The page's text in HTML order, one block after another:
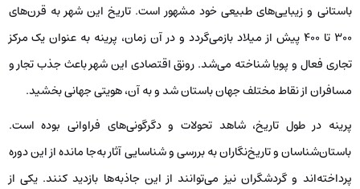
باستانی‌ و زیبایی‌های طبیعی‌ خود مشهور است. تاریخ این شهر به قرن‌های
۳۰۰ تا ۴۰۰ پیش از میلاد بازمی‌گردد و در آن زمان، پرینه به عنوان یک مرکز
تجاری فعال و پویا شناخته می‌شد. رونق اقتصادی این شهر باعث جذب تجار و
مسافران از نقاط مختلف جهان باستان شد و به آن، هویتی جهانی بخشید.
پرینه در طول تاریخ، شاهد تحولات و دگرگونی‌های فراوانی بوده است.
باستان‌شناسان و تاریخ‌نگاران به بررسی و شناسایی آثار به‌جا مانده از این دوره
پرداخته‌اند و گردشگران نیز می‌توانند از این جاذبه‌ها بازدید کنند. یکی از